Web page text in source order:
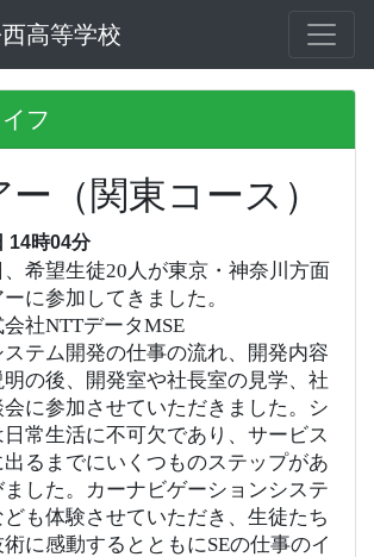
高等学校
フ
（関東コース）
14時04分
、希望生徒20人が東京・神奈川方面
に参加してきました。
社NTTデータMSE
テム開発の仕事の流れ、開発内容
の後、開発室や社長室の見学、社
会に参加させていただきました。シ
日常生活に不可欠であり、サービス
出るまでにいくつものステップがあ
した。カーナビゲーションシステ
ども体験させていただき、生徒たち
に感動するとともにSEの仕事のイ